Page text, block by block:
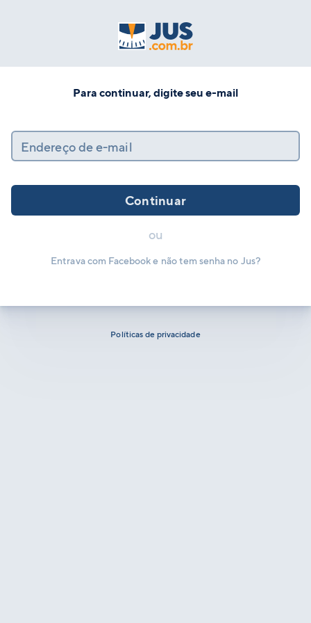
Para continuar, digite seu e-mail
Endereço de e-mail
Continuar
ou
Entrava com Facebook e não tem senha no Jus?
Políticas de privacidade